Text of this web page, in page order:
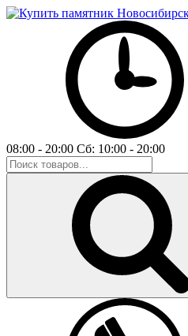
08:00 - 20:00 Сб: 10:00 - 20:00